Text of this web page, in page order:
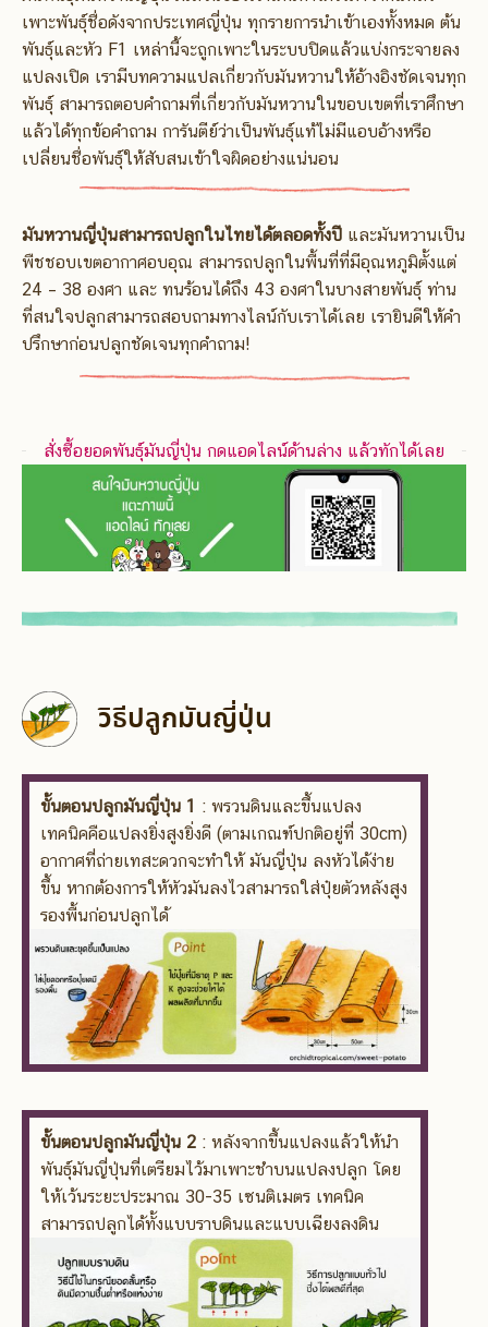
เพาะพันธุ์ชื่อดังจากประเทศญี่ปุ่น ทุกรายการนำเข้าเองทั้งหมด ต้น
พันธุ์และหัว F1 เหล่านี้จะถูกเพาะในระบบปิดแล้วแบ่งกระจายลง
แปลงเปิด เรามีบทความแปลเกี่ยวกับมันหวานให้อ้างอิงชัดเจนทุก
พันธุ์ สามารถตอบคำถามที่เกี่ยวกับมันหวานในขอบเขตที่เราศึกษา
แล้วได้ทุกข้อคำถาม การันตีย์ว่าเป็นพันธุ์แท้ไม่มีแอบอ้างหรือ
เปลี่ยนชื่อพันธุ์ให้สับสนเข้าใจผิดอย่างแน่นอน
มันหวานญี่ปุ่นสามารถปลูกในไทยได้ตลอดทั้งปี และมันหวานเป็น
พืชชอบเขตอากาศอบอุณ สามารถปลูกในพื้นที่ที่มีอุณหภูมิตั้งแต่
24 – 38 องศา และ ทนร้อนได้ถึง 43 องศาในบางสายพันธุ์ ท่าน
ที่สนใจปลูกสามารถสอบถามทางไลน์กับเราได้เลย เรายินดีให้คำ
ปรึกษาก่อนปลูกชัดเจนทุกคำถาม!
สั่งซื้อยอดพันธุ์มันญี่ปุ่น กดแอดไลน์ด้านล่าง แล้วทักได้เลย
วิธีปลูกมันญี่ปุ่น
ขั้นตอนปลูกมันญี่ปุ่น 1 : พรวนดินและขึ้นแปลง
เทคนิคคือแปลงยิ่งสูงยิ่งดี (ตามเกณฑ์ปกติอยู่ที่ 30cm)
อากาศที่ถ่ายเทสะดวกจะทำให้ มันญี่ปุ่น ลงหัวได้ง่าย
ขึ้น หากต้องการให้หัวมันลงไวสามารถใส่ปุ๋ยตัวหลังสูง
รองพื้นก่อนปลูกได้
ขั้นตอนปลูกมันญี่ปุ่น 2 : หลังจากขึ้นแปลงแล้วให้นำ
พันธุ์มันญี่ปุ่นที่เตรียมไว้มาเพาะชำบนแปลงปลูก โดย
ให้เว้นระยะประมาณ 30-35 เซนติเมตร เทคนิค
สามารถปลูกได้ทั้งแบบราบดินและแบบเฉียงลงดิน